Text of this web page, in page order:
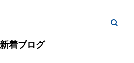
新着ブログ